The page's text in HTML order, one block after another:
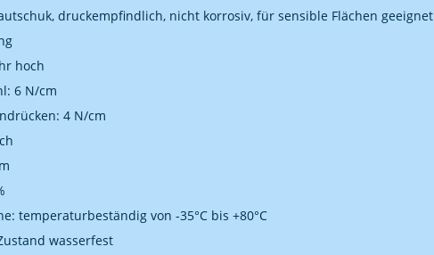
druckempfindlich, nicht korrosiv, für sensible Flächen geeignet
hoch
6 N/cm
4 N/cm
temperaturbeständig von -35°C bis +80°C
wasserfest